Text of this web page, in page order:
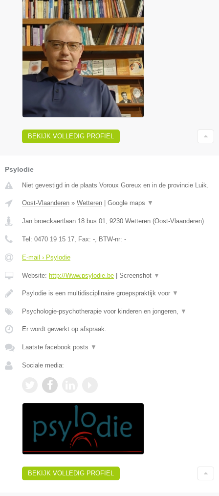
BEKIJK VOLLEDIG PROFIEL
Psylodie
Niet gevestigd in de plaats Voroux Goreux en in de provincie Luik.
Oost-Vlaanderen » Wetteren Google maps ▼
Jan broeckaertlaan 18 bus 01, 9230 Wetteren (Oost-Vlaanderen)
Tel: 0470 19 15 17, Fax: -, BTW-nr: -
E-mail › Psylodie
Website: http://Www.psylodie.be Screenshot ▼
Psylodie is een multidisciplinaire groepspraktijk voor ▼
Psychologie-psychotherapie voor kinderen en jongeren, ▼
Er wordt gewerkt op afspraak.
Laatste facebook posts ▼
Sociale media:
BEKIJK VOLLEDIG PROFIEL